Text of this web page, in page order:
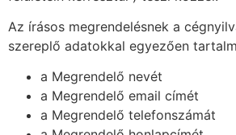
Az írásos megrendelésnek a
szereplő adatokkal egyezően
a Megrendelő nevét
a Megrendelő email címét
a Megrendelő telefonszámát